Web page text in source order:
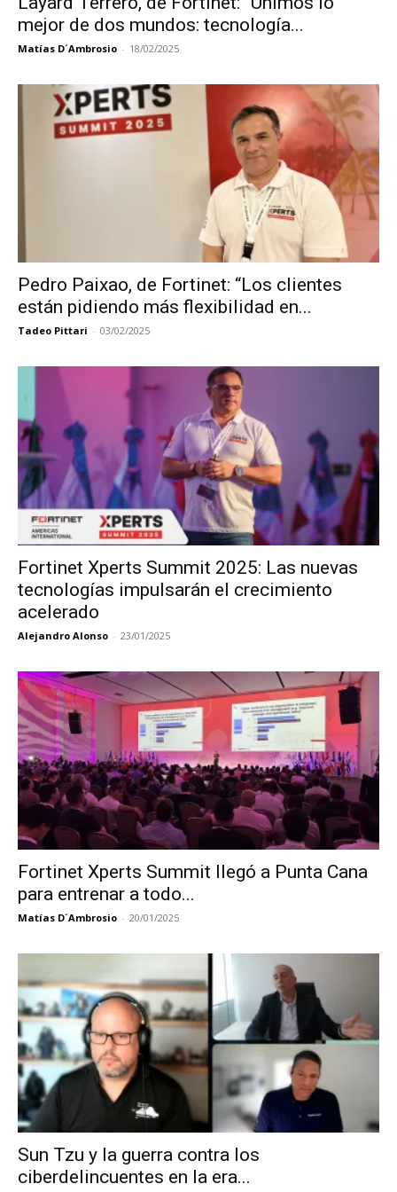
mejor de dos mundos: tecnología...
Matías D´Ambrosio - 18/02/2025
Pedro Paixao, de Fortinet: “Los clientes
están pidiendo más flexibilidad en...
Tadeo Pittari - 03/02/2025
Fortinet Xperts Summit 2025: Las nuevas
tecnologías impulsarán el crecimiento
acelerado
Alejandro Alonso - 23/01/2025
Fortinet Xperts Summit llegó a Punta Cana
para entrenar a todo...
Matías D´Ambrosio - 20/01/2025
Sun Tzu y la guerra contra los
ciberdelincuentes en la era...